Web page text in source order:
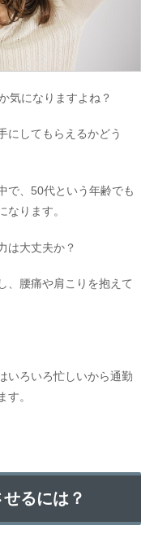
気になりますよね？
にしてもらえるかどう
で、50代という年齢でも
ります。
は大丈夫か？
、腰痛や肩こりを抱えて
いろいろ忙しいから通勤
す。
るには？